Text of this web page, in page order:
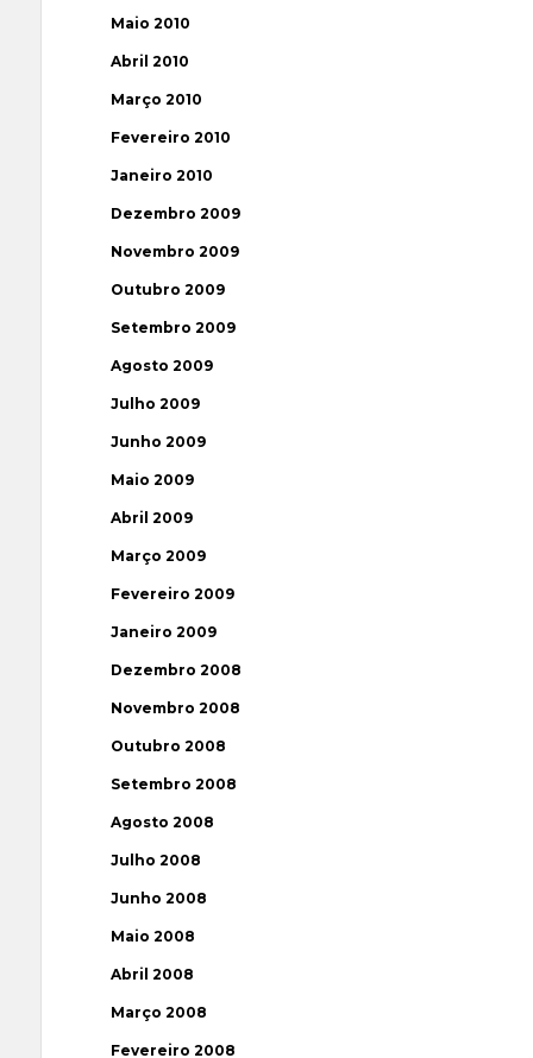
Maio 2010
Abril 2010
Março 2010
Fevereiro 2010
Janeiro 2010
Dezembro 2009
Novembro 2009
Outubro 2009
Setembro 2009
Agosto 2009
Julho 2009
Junho 2009
Maio 2009
Abril 2009
Março 2009
Fevereiro 2009
Janeiro 2009
Dezembro 2008
Novembro 2008
Outubro 2008
Setembro 2008
Agosto 2008
Julho 2008
Junho 2008
Maio 2008
Abril 2008
Março 2008
Fevereiro 2008